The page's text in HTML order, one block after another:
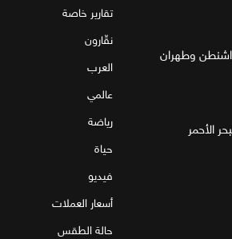
الأحمر
تقارير خاصة
نقّارون
العرب
عالمي
رياضة
حياة
فيديو
أسعار العملات
حالة الطقس